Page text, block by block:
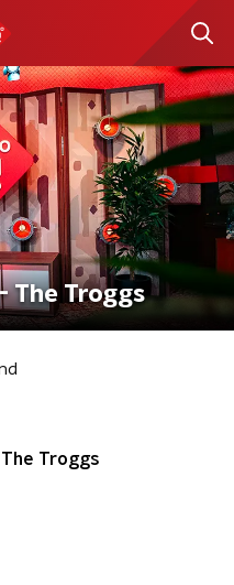
The Troggs
The Troggs